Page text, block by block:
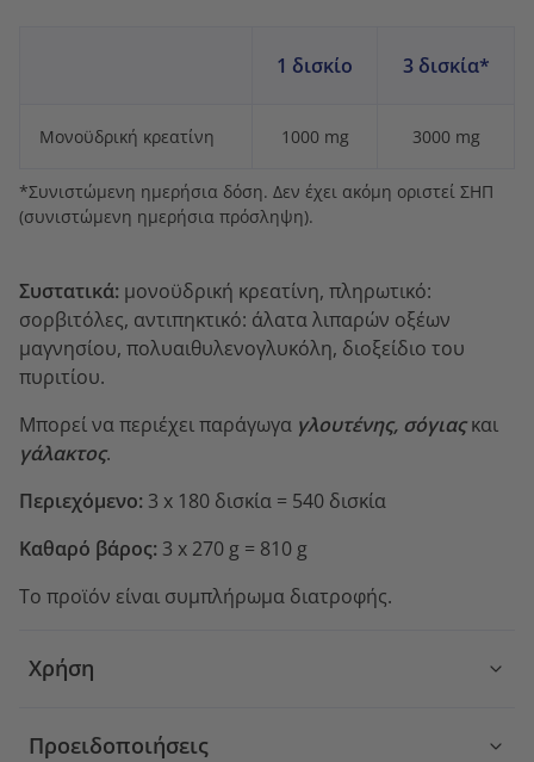
1 δισκίο 3 δισκία*
Μονοϋδρική κρεατίνη 1000 mg 3000 mg
*Συνιστώμενη ημερήσια δόση. Δεν έχει ακόμη οριστεί ΣΗΠ
(συνιστώμενη ημερήσια πρόσληψη).
Συστατικά: μονοϋδρική κρεατίνη, πληρωτικό:
σορβιτόλες, αντιπηκτικό: άλατα λιπαρών οξέων
μαγνησίου, πολυαιθυλενογλυκόλη, διοξείδιο του
πυριτίου.
Μπορεί να περιέχει παράγωγα γλουτένης, σόγιαςκαι
γάλακτος.
Περιεχόμενο: 3 x 180 δισκία = 540 δισκία
Καθαρό βάρος: 3 x 270 g = 810 g
Το προϊόν είναι συμπλήρωμα διατροφής.
Χρήση
Προειδοποιήσεις